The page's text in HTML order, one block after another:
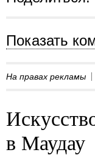
Показать
На правах рекламы
в Маудау